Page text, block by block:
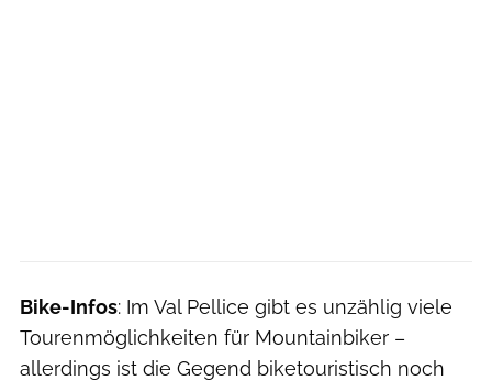
Bike-Infos: Im Val Pellice gibt es unzählig viele
Tourenmöglichkeiten für Mountainbiker –
allerdings ist die Gegend biketouristisch noch